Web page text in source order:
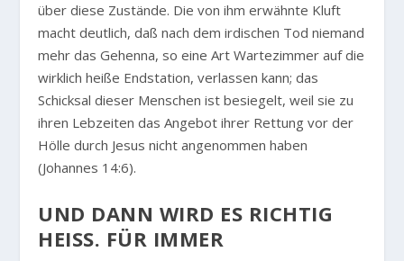
über diese Zustände. Die von ihm erwähnte Kluft
macht deutlich, daß nach dem irdischen Tod niemand
mehr das Gehenna, so eine Art Wartezimmer auf die
wirklich heiße Endstation, verlassen kann; das
Schicksal dieser Menschen ist besiegelt, weil sie zu
ihren Lebzeiten das Angebot ihrer Rettung vor der
Hölle durch Jesus nicht angenommen haben
(Johannes 14:6).
UND DANN WIRD ES RICHTIG
HEISS. FÜR IMMER